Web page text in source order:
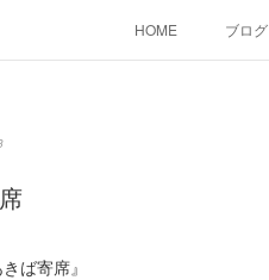
HOME ブログ
ば寄席』